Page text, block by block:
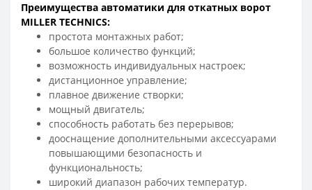
Преимущества автоматики для откатных ворот
MILLER TECHNICS:
простота монтажных работ;
большое количество функций;
возможность индивидуальных настроек;
дистанционное управление;
плавное движение створки;
мощный двигатель;
способность работать без перерывов;
дооснащение дополнительными аксессуарами
повышающими безопасность и
функциональность;
широкий диапазон рабочих температур.